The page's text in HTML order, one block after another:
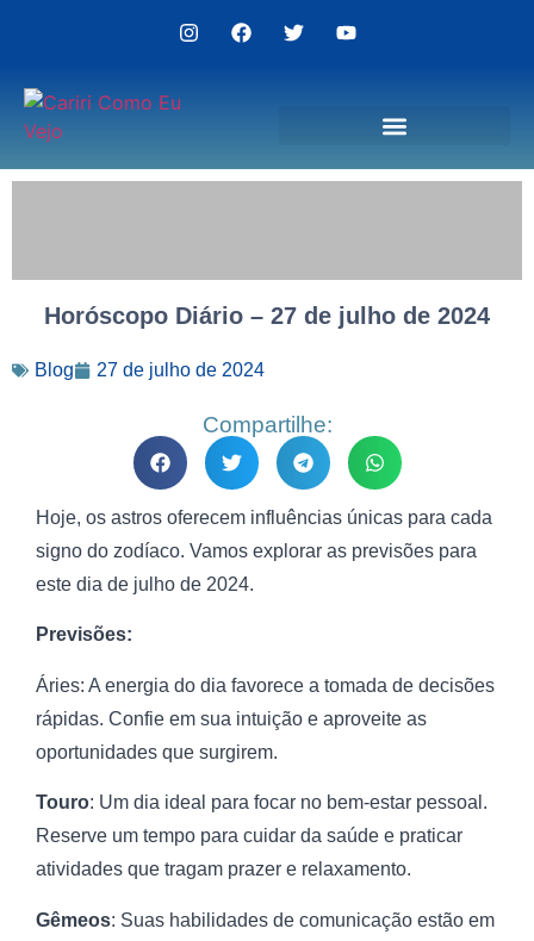
Horóscopo Diário – 27 de julho de 2024
Blog 27 de julho de 2024
Compartilhe:
Hoje, os astros oferecem influências únicas para cada
signo do zodíaco. Vamos explorar as previsões para
este dia de julho de 2024.
Previsões:
Áries: A energia do dia favorece a tomada de decisões
rápidas. Confie em sua intuição e aproveite as
oportunidades que surgirem.
Touro: Um dia ideal para focar no bem-estar pessoal.
Reserve um tempo para cuidar da saúde e praticar
atividades que tragam prazer e relaxamento.
Gêmeos: Suas habilidades de comunicação estão em